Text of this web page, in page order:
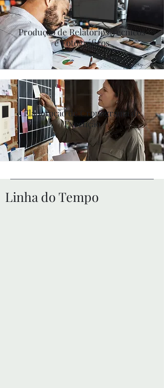
Produção de Relatórios Técnicos
e Fotográficos
Elaboração de Cronograma de
Execução
Linha do Tempo